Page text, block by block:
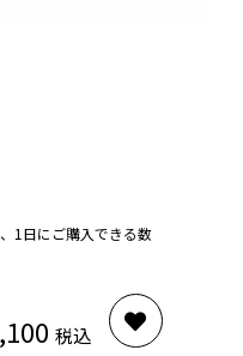
1日にご購入できる数
税込